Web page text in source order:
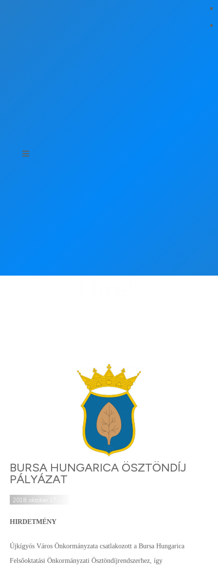
BURSA HUNGARICA ÖSZTÖNDÍJ
PÁLYÁZAT
2018. október 17.
HIRDETMÉNY
Újkígyós Város Önkormányzata csatlakozott a Bursa Hungarica
Felsőoktatási Önkormányzati Ösztöndíjrendszerhez, így